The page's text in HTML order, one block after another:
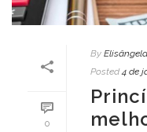
0
By
Posted 4 de